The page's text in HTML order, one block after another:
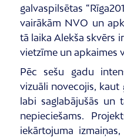
galvaspilsētas
vairākām NVO un
tā laika Alekša skvērs ir
vietzīme un apkaimes
Pēc sešu gadu
vizuāli novecojis,
labi saglabājušās un
nepieciešams.
iekārtojuma